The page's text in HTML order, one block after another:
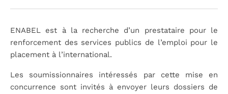
ENABEL est à la recherche d’un prestataire pour le
renforcement des services publics de l’emploi pour le
placement à l’international.
Les soumissionnaires intéressés par cette mise en
concurrence sont invités à envoyer leurs dossiers de